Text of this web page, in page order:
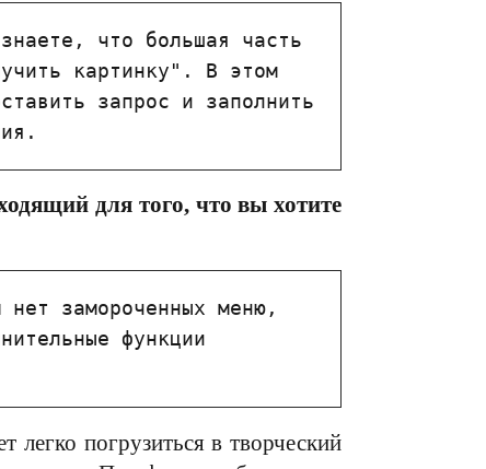
что большая часть
картинку". В этом
запрос и заполнить
для того, что вы хотите
замороченных меню,
функции
легко погрузиться в творческий